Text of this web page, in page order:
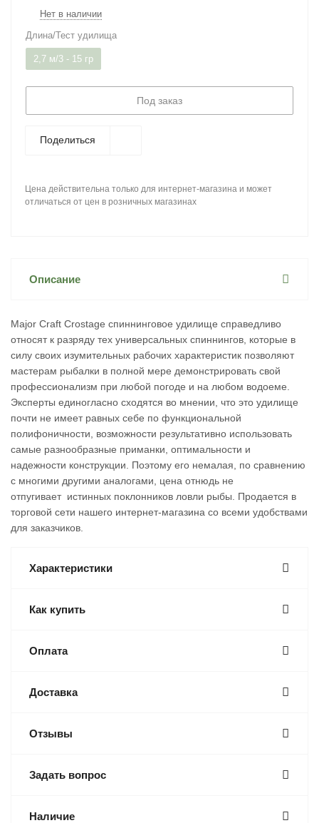
Нет в наличии
Длина/Тест удилища
2,7 м/3 - 15 гр
Под заказ
Поделиться
Цена действительна только для интернет-магазина и может
отличаться от цен в розничных магазинах
Описание
Major Craft Crostage спиннинговое удилище справедливо
относят к разряду тех универсальных спиннингов, которые в
силу своих изумительных рабочих характеристик позволяют
мастерам рыбалки в полной мере демонстрировать свой
профессионализм при любой погоде и на любом водоеме.
Эксперты единогласно сходятся во мнении, что это удилище
почти не имеет равных себе по функциональной
полифоничности, возможности результативно использовать
самые разнообразные приманки, оптимальности и
надежности конструкции. Поэтому его немалая, по сравнению
с многими другими аналогами, цена отнюдь не
отпугивает истинных поклонников ловли рыбы. Продается в
торговой сети нашего интернет-магазина со всеми удобствами
для заказчиков.
Характеристики
Как купить
Оплата
Доставка
Отзывы
Задать вопрос
Наличие